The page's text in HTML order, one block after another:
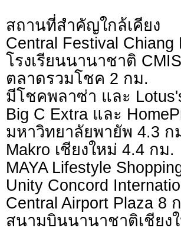
สถานที่สำคัญใกล้เคียง
Central Festival Chiang
โรงเรียนนานาชาติ
ตลาดรวมโชค 2 กม.
มีโชคพลาซ่า และ
Big C Extra และ
มหาวิทยาลัยพายัพ 4.3 ก
Makro เชียงใหม่ 4.4 กม.
MAYA Lifestyle
Unity Concord
Central Airport Plaza 8
สนามบินนานาชาติเชียง